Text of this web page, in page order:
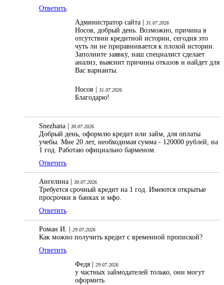
Ответить
Администратор сайта |
31.07.2026
Носов, добрый день. Возможно, причина в
отсутствии кредитной истории, сегодня это
чуть ли не приравнивается к плохой истории.
Заполните заявку, наш специалист сделает
анализ, выяснит причины отказов и найдет для
Вас варианты.
Носов | 31.07.2026
Благодарю!
Snezhana | 30.07.2026
Добрый день, оформлю кредит или займ, для оплаты
учебы. Мне 20 лет, необходимая сумма - 120000 рублей, на
1 год. Работаю официально барменом.
Ответить
Ангелина | 30.07.2026
Требуется срочный кредит на 1 год. Имеются открытые
просрочки в банках и мфо.
Ответить
Роман И. | 29.07.2026
Как можно получить кредит с временной пропиской?
Ответить
Федя |
29.07.2026
у частных займодателей только, они могут
оформить